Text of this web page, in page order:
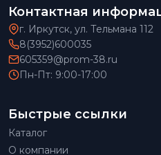
Контактная
г. Иркутск, ул. Тельмана 112
8(3952)600035
605359@prom-38.ru
Пн-Пт: 9:00-17:00
Быстрые ссылки
Каталог
О компании